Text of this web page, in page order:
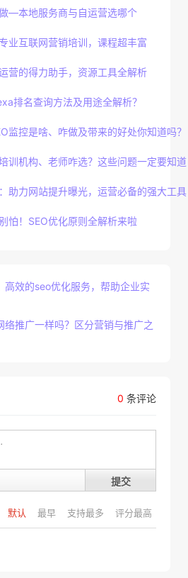
—本地服务商与自运营选哪个
业互联网营销培训，课程超丰富
营的得力助手，资源工具全解析
排名查询方法及用途全解析？
监控是啥、咋做及带来的好处你知道吗？
训机构、老师咋选？这些问题一定要知道
助力网站提升曝光，运营必备的强大工具
怕！SEO优化原则全解析来啦
高效的seo优化服务，帮助企业实
络推广一样吗？区分营销与推广之
0 条评论
提交
默认 最早 支持最多 评分最高